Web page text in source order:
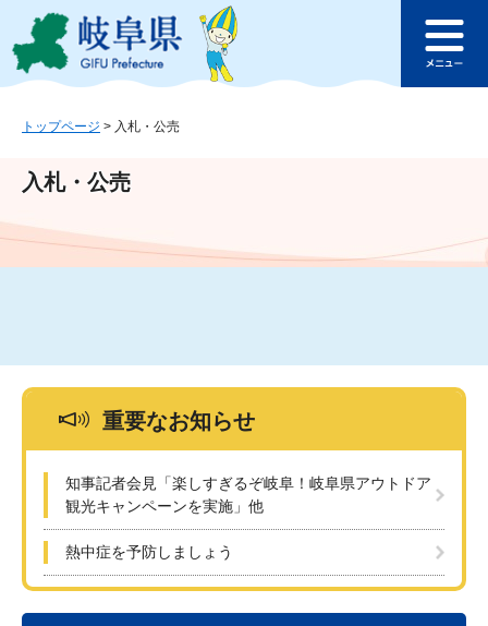
ジ
ュ
文
このページの本文へ
ュ
トップページ > 入札・公売
入札・公売
重要なお知らせ
知事記者会見「楽しすぎるぞ岐阜！岐阜県アウトドア
観光キャンペーンを実施」他
熱中症を予防しましょう